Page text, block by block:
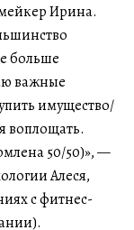
Ирина.
больше
важные
имущество/
воплощать.
50/50)», —
Алеся,
с фитнес-